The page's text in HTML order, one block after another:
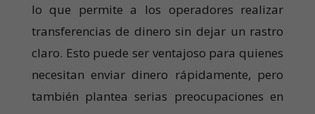
lo que permite a los operadores realizar
transferencias de dinero sin dejar un rastro
claro. Esto puede ser ventajoso para quienes
necesitan enviar dinero rápidamente, pero
también plantea serias preocupaciones en